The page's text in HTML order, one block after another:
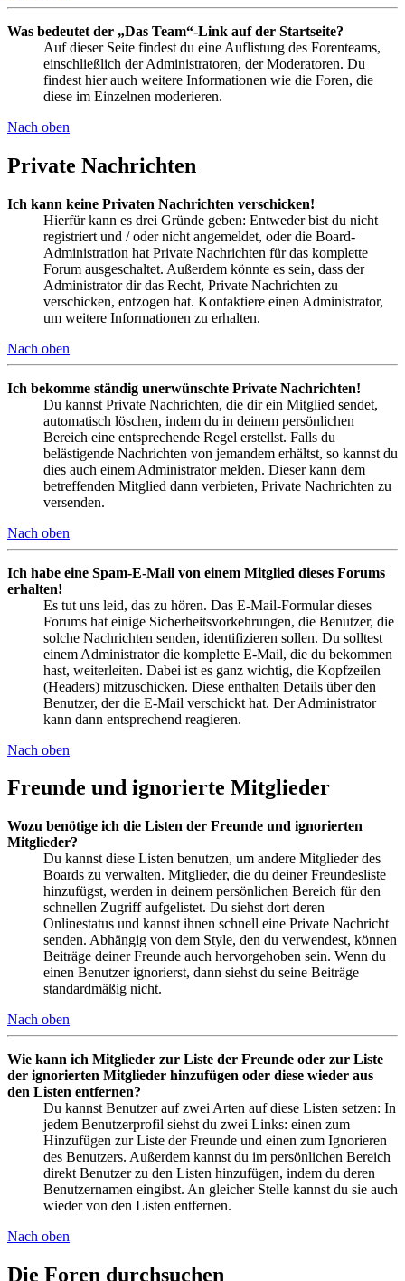
Was bedeutet der „Das Team“-Link auf der Startseite?
Auf dieser Seite findest du eine Auflistung des Forenteams,
einschließlich der Administratoren, der Moderatoren. Du
findest hier auch weitere Informationen wie die Foren, die
diese im Einzelnen moderieren.
Nach oben
Private Nachrichten
Ich kann keine Privaten Nachrichten verschicken!
Hierfür kann es drei Gründe geben: Entweder bist du nicht
registriert und / oder nicht angemeldet, oder die Board-
Administration hat Private Nachrichten für das komplette
Forum ausgeschaltet. Außerdem könnte es sein, dass der
Administrator dir das Recht, Private Nachrichten zu
verschicken, entzogen hat. Kontaktiere einen Administrator,
um weitere Informationen zu erhalten.
Nach oben
Ich bekomme ständig unerwünschte Private Nachrichten!
Du kannst Private Nachrichten, die dir ein Mitglied sendet,
automatisch löschen, indem du in deinem persönlichen
Bereich eine entsprechende Regel erstellst. Falls du
belästigende Nachrichten von jemandem erhältst, so kannst du
dies auch einem Administrator melden. Dieser kann dem
betreffenden Mitglied dann verbieten, Private Nachrichten zu
versenden.
Nach oben
Ich habe eine Spam-E-Mail von einem Mitglied dieses Forums
erhalten!
Es tut uns leid, das zu hören. Das E-Mail-Formular dieses
Forums hat einige Sicherheitsvorkehrungen, die Benutzer, die
solche Nachrichten senden, identifizieren sollen. Du solltest
einem Administrator die komplette E-Mail, die du bekommen
hast, weiterleiten. Dabei ist es ganz wichtig, die Kopfzeilen
(Headers) mitzuschicken. Diese enthalten Details über den
Benutzer, der die E-Mail verschickt hat. Der Administrator
kann dann entsprechend reagieren.
Nach oben
Freunde und ignorierte Mitglieder
Wozu benötige ich die Listen der Freunde und ignorierten
Mitglieder?
Du kannst diese Listen benutzen, um andere Mitglieder des
Boards zu verwalten. Mitglieder, die du deiner Freundesliste
hinzufügst, werden in deinem persönlichen Bereich für den
schnellen Zugriff aufgelistet. Du siehst dort deren
Onlinestatus und kannst ihnen schnell eine Private Nachricht
senden. Abhängig von dem Style, den du verwendest, können
Beiträge deiner Freunde auch hervorgehoben sein. Wenn du
einen Benutzer ignorierst, dann siehst du seine Beiträge
standardmäßig nicht.
Nach oben
Wie kann ich Mitglieder zur Liste der Freunde oder zur Liste
der ignorierten Mitglieder hinzufügen oder diese wieder aus
den Listen entfernen?
Du kannst Benutzer auf zwei Arten auf diese Listen setzen: In
jedem Benutzerprofil siehst du zwei Links: einen zum
Hinzufügen zur Liste der Freunde und einen zum Ignorieren
des Benutzers. Außerdem kannst du im persönlichen Bereich
direkt Benutzer zu den Listen hinzufügen, indem du deren
Benutzernamen eingibst. An gleicher Stelle kannst du sie auch
wieder von den Listen entfernen.
Nach oben
Die Foren durchsuchen